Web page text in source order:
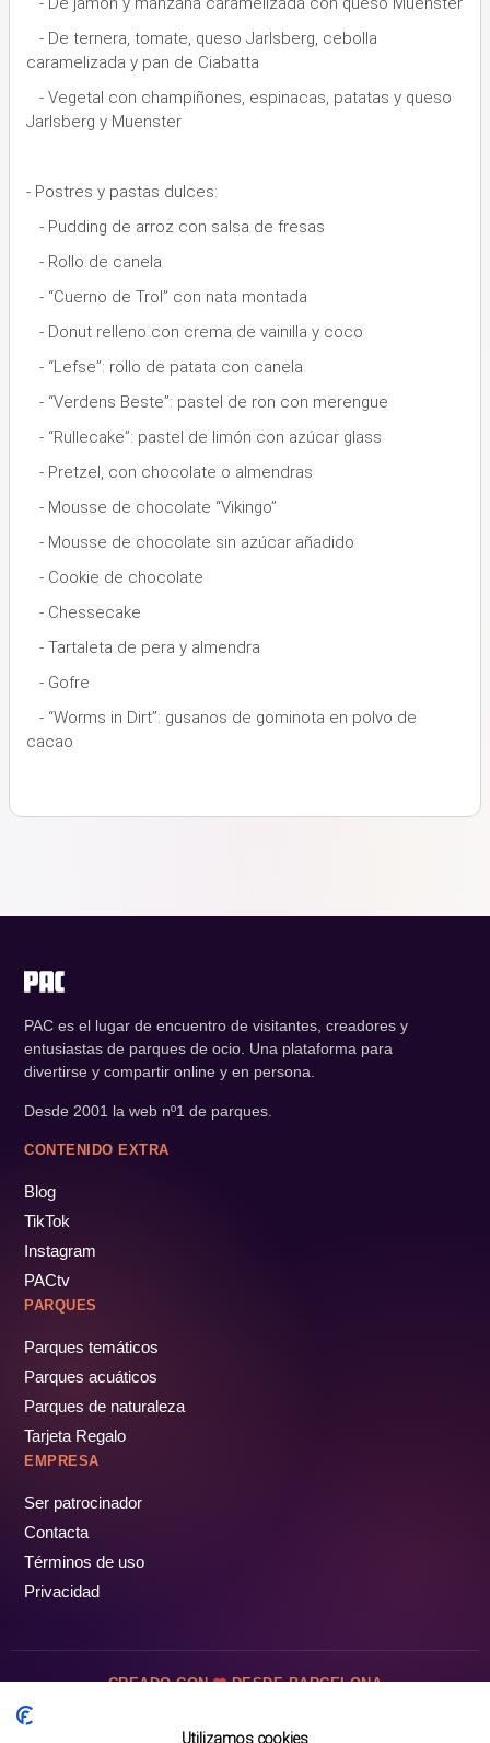
- De ternera, tomate, queso Jarlsberg, cebolla
caramelizada y pan de Ciabatta
- Vegetal con champiñones, espinacas, patatas y queso
Jarlsberg y Muenster
- Postres y pastas dulces:
- Pudding de arroz con salsa de fresas
- Rollo de canela
- “Cuerno de Trol” con nata montada
- Donut relleno con crema de vainilla y coco
- “Lefse”: rollo de patata con canela
- “Verdens Beste”: pastel de ron con merengue
- “Rullecake”: pastel de limón con azúcar glass
- Pretzel, con chocolate o almendras
- Mousse de chocolate “Vikingo”
- Mousse de chocolate sin azúcar añadido
- Cookie de chocolate
- Chessecake
- Tartaleta de pera y almendra
- Gofre
- “Worms in Dirt”: gusanos de gominota en polvo de
cacao
PAC es el lugar de encuentro de visitantes, creadores y
entusiastas de parques de ocio. Una plataforma para
divertirse y compartir online y en persona.
Desde 2001 la web nº1 de parques.
CONTENIDO EXTRA
Blog
TikTok
Instagram
PACtv
PARQUES
Parques temáticos
Parques acuáticos
Parques de naturaleza
Tarjeta Regalo
EMPRESA
Ser patrocinador
Contacta
Términos de uso
Privacidad
CREADO CON DESDE BARCELONA
Utilizamos cookies